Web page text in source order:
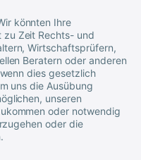
könnten Ihre
zu Zeit Rechts- und
Wirtschaftsprüfern,
Beratern oder anderen
dies gesetzlich
uns die Ausübung
unseren
oder notwendig
oder die